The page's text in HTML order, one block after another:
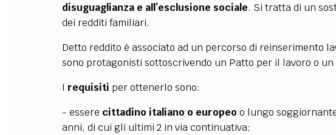
disuguaglianza e all’esclusione sociale. Si tratta di un
dei redditi familiari.
Detto reddito è associato ad un percorso di reinserimento
sono protagonisti sottoscrivendo un Patto per il lavoro o
I requisiti per ottenerlo sono:
- essere cittadino italiano o europeo o lungo
anni, di cui gli ultimi 2 in via continuativa;